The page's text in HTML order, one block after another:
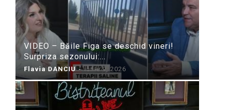
VIDEO – Băile Figa se deschid vineri!
Surpriza sezonului:...
Flavia DANCIU - iunie 9, 2026